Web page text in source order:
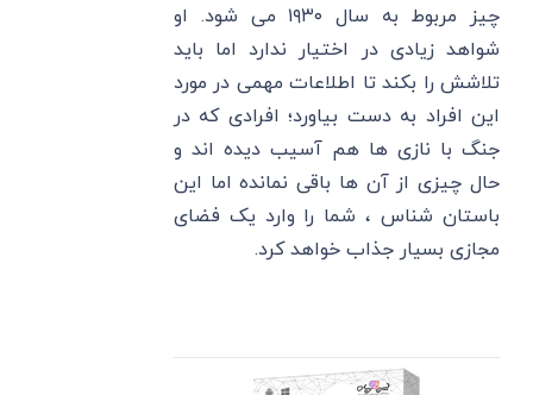
چیز مربوط به سال ۱۹۳۰ می‌ شود. او
شواهد زیادی در اختیار ندارد اما باید
تلاشش را بکند تا اطلاعات مهمی در مورد
این افراد به دست بیاورد؛ افرادی که در
جنگ با نازی ها هم آسیب دیده اند و
حال چیزی از آن ها باقی نمانده اما این
باستان‌ شناس ، شما را وارد یک فضای
مجازی بسیار جذاب خواهد کرد.